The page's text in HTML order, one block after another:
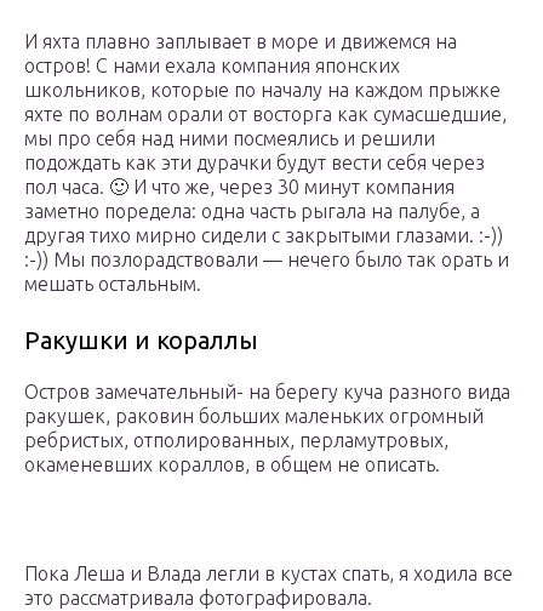
И яхта плавно заплывает в море и движемся на
остров! С нами ехала компания японских
школьников, которые по началу на каждом прыжке
яхте по волнам орали от восторга как сумасшедшие,
мы про себя над ними посмеялись и решили
подождать как эти дурачки будут вести себя через
пол часа. 🙂 И что же, через 30 минут компания
заметно поредела: одна часть рыгала на палубе, а
другая тихо мирно сидели с закрытыми глазами. :-))
:-)) Мы позлорадствовали — нечего было так орать и
мешать остальным.
Ракушки и кораллы
Остров замечательный- на берегу куча разного вида
ракушек, раковин больших маленьких огромный
ребристых, отполированных, перламутровых,
окаменевших кораллов, в общем не описать.
Пока Леша и Влада легли в кустах спать, я ходила все
это рассматривала фотографировала.